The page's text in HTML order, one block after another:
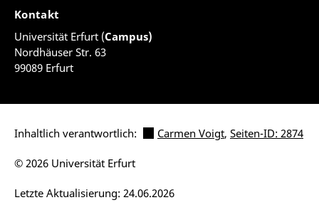
Kontakt
Universität Erfurt (Campus)
Nordhäuser Str. 63
99089 Erfurt
Inhaltlich verantwortlich: Carmen Voigt, Seiten-ID: 2874
Letzte Aktualisierung: 24.06.2026
© 2026 Universität Erfurt